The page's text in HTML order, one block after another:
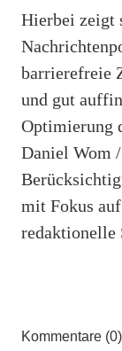
Hierbei zeigt
barrierefreie
und gut
Optimierung
Daniel Wom
mit Fokus
redaktionelle
Kommentare (0)